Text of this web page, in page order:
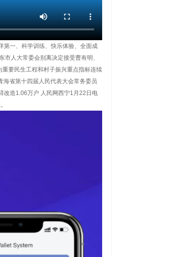
第一、科学训练、快乐体验、全面成
市人大常委会别离决定接受曹有明、
要民生工程和村子振兴重点指标连续
海省第十四届人民代表大会常务委员
改造1.06万户 人民网西宁1月22日电